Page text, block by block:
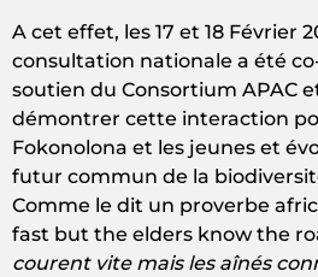
A cet effet, les 17 et 18 Février
consultation nationale a été
soutien du Consortium APAC
démontrer cette interaction
Fokonolona et les jeunes et
futur commun de la
Comme le dit un proverbe
fast but the elders know the
courent vite mais les aînés